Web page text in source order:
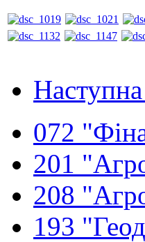
072
201
208
193